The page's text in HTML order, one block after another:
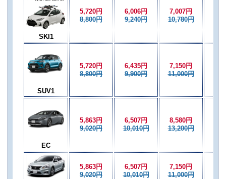
SKI1
5,720円
8,800円
6,006円
9,240円
7,007円
10,780円
SUV1
5,720円
8,800円
6,435円
9,900円
7,150円
11,000円
EC
5,863円
9,020円
6,507円
10,010円
8,580円
13,200円
5,863円
9,020円
6,507円
10,010円
7,150円
11,000円